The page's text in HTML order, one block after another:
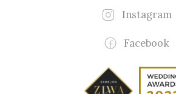
Instagram
Facebook